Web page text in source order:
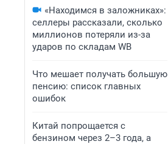
«Находимся в заложниках»:
селлеры рассказали, сколько
миллионов потеряли из-за
ударов по складам WB
Что мешает получать большую
пенсию: список главных
ошибок
Китай попрощается с
бензином через 2–3 года, а